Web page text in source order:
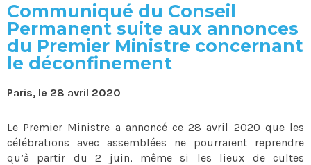
Communiqué du Conseil
Permanent suite aux annonces
du Premier Ministre concernant
le déconfinement
Paris, le 28 avril 2020
Le Premier Ministre a annoncé ce 28 avril 2020 que les
célébrations avec assemblées ne pourraient reprendre
qu’à partir du 2 juin, même si les lieux de cultes